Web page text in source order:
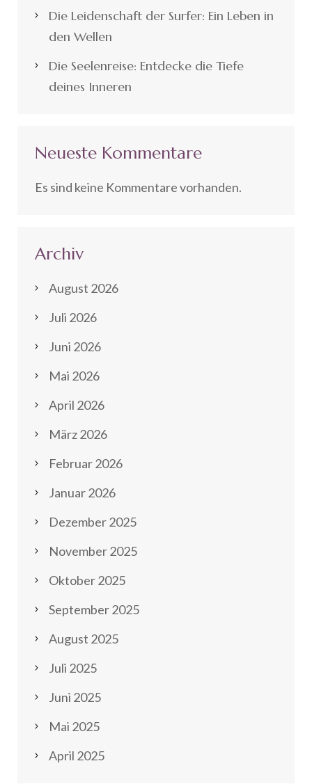
Die Leidenschaft der Surfer: Ein Leben in
den Wellen
Die Seelenreise: Entdecke die Tiefe
deines Inneren
Neueste Kommentare
Es sind keine Kommentare vorhanden.
Archiv
August 2026
Juli 2026
Juni 2026
Mai 2026
April 2026
März 2026
Februar 2026
Januar 2026
Dezember 2025
November 2025
Oktober 2025
September 2025
August 2025
Juli 2025
Juni 2025
Mai 2025
April 2025